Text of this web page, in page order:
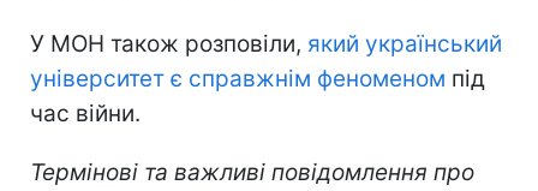
У МОН також розповіли, який український
університет є справжнім феноменом під
час війни.
Термінові та важливі повідомлення про